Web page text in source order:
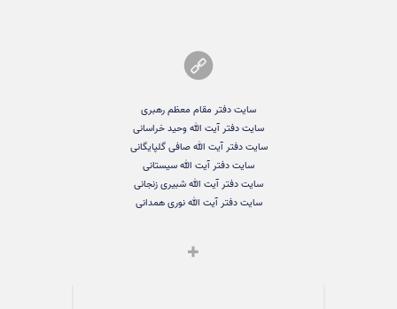
سایت دفتر مقام معظم رهبری
سایت دفتر آیت الله وحید خراسانی
سایت دفتر آیت الله صافی گلپایگانی
سایت دفتر آیت الله سیستانی
سایت دفتر آیت الله شبیری زنجانی
سایت دفتر آیت الله نوری همدانی